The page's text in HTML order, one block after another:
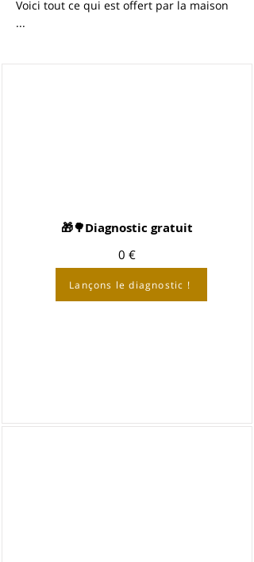
Voici tout ce qui est offert par la maison
...
🎁🌳Diagnostic gratuit
0 €
Lançons le diagnostic !